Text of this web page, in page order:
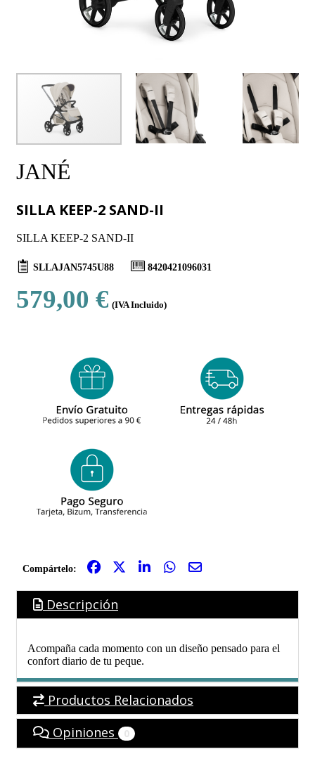
JANÉ
SILLA KEEP-2 SAND-II
SILLA KEEP-2 SAND-II
SLLAJAN5745U88 8420421096031
579,00 € (IVA Incluido)
Compártelo:
Descripción
Acompaña cada momento con un diseño pensado para el
confort diario de tu peque.
Productos Relacionados
Opiniones
0